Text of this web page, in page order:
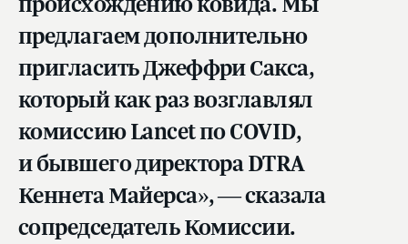
предлагаем дополнительно
пригласить Джеффри Сакса,
который как раз возглавлял
комиссию Lancet по COVID,
и бывшего директора DTRA
Кеннета Майерса», — сказала
сопредседатель Комиссии.